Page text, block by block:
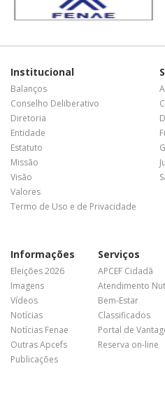
Institucional
Balanços
Conselho Deliberativo
Diretoria
Entidade
Estatuto
Missão
Visão
Valores
Termo de Uso e de Privacidade
Informações
Eleições 2026
Imagens
Vídeos
Notícias
Notícias Fenae
Outras Apcefs
Publicações
Serviços
APCEF Cidadã
Atendimento
Bem-Estar
Classificados
Portal de
Reserva on-line